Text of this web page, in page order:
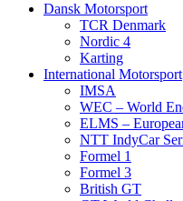
Dansk Motorsport
TCR Denmark
Nordic 4
Karting
International Motorsport
IMSA
WEC – World
ELMS –
NTT IndyCar
Formel 1
Formel 3
British GT